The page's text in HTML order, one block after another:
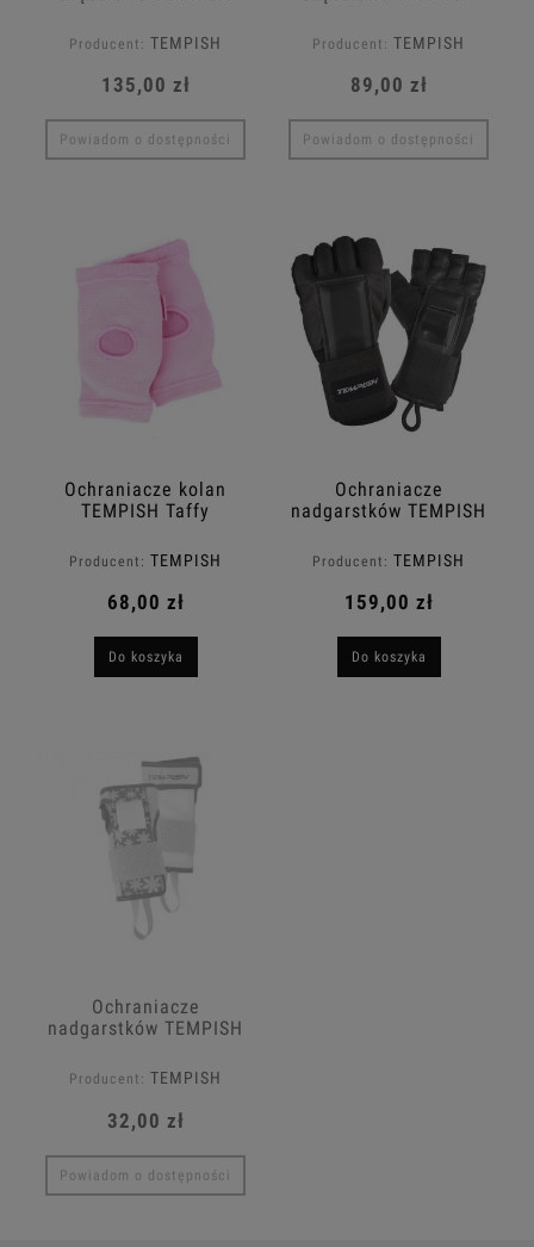
Producent: TEMPISH
135,00 zł
Powiadom o dostępności
Producent: TEMPISH
89,00 zł
Powiadom o dostępności
Ochraniacze kolan
TEMPISH Taffy
Producent: TEMPISH
68,00 zł
Do koszyka
Ochraniacze
nadgarstków TEMPISH
Producent: TEMPISH
159,00 zł
Do koszyka
Ochraniacze
nadgarstków TEMPISH
Producent: TEMPISH
32,00 zł
Powiadom o dostępności